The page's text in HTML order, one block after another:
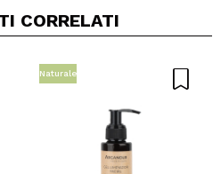
CORRELATI
Naturale